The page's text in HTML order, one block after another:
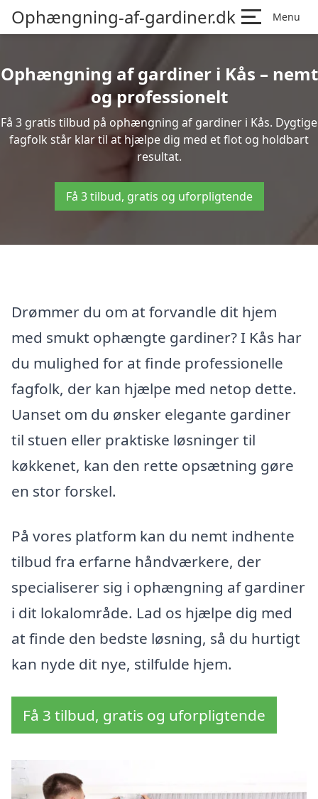
Ophængning-af-gardiner.dk Menu
Ophængning af gardiner i Kås – nemt
og professionelt
Få 3 gratis tilbud på ophængning af gardiner i Kås. Dygtige
fagfolk står klar til at hjælpe dig med et flot og holdbart
resultat.
Få 3 tilbud, gratis og uforpligtende
Drømmer du om at forvandle dit hjem
med smukt ophængte gardiner? I Kås har
du mulighed for at finde professionelle
fagfolk, der kan hjælpe med netop dette.
Uanset om du ønsker elegante gardiner
til stuen eller praktiske løsninger til
køkkenet, kan den rette opsætning gøre
en stor forskel.
På vores platform kan du nemt indhente
tilbud fra erfarne håndværkere, der
specialiserer sig i ophængning af gardiner
i dit lokalområde. Lad os hjælpe dig med
at finde den bedste løsning, så du hurtigt
kan nyde dit nye, stilfulde hjem.
Få 3 tilbud, gratis og uforpligtende